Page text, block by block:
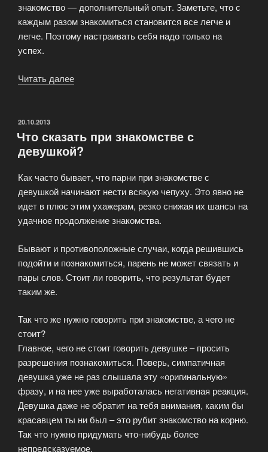
знакомство — дополнительный опыт. Заметьте, что с
каждым разом знакомиться становится все легче и
легче. Поэтому настраивать себя надо только на
успех.
Читать далее
ОПУБЛИКОВАНО
20.10.2013
Что сказать при знакомстве с
девушкой?
Как часто бывает, что парни при знакомстве с
девушкой начинают нести всякую чепуху. Это явно не
идет в плюс этим ухажерам, резко снижая их шансы на
удачное продолжение знакомства.
Бывают и противоположные случаи, когда решившись
подойти и познакомиться, парень не может связать и
пары слов. Стоит ли говорить, что результат будет
таким же.
Так что же нужно говорить при знакомстве, а чего не
стоит?
Главное, чего не стоит говорить девушке – просить
разрешения познакомиться. Поверь, симпатичная
девушка уже не раз слышала эту «оригинальную»
фразу, и на нее уже выработалась негативная реакция.
Девушка даже не обратит на тебя внимания, каким бы
красавцем ты ни был – это рубит знакомство на корню.
Так что нужно придумать что-нибудь более
непредсказуемое.